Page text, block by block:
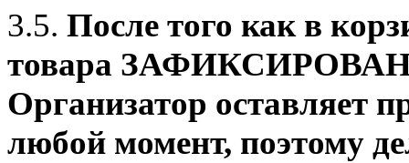
3.5. После того как в
товара ЗАФИКСИРОВАНО
Организатор оставляет
любой момент, поэтому